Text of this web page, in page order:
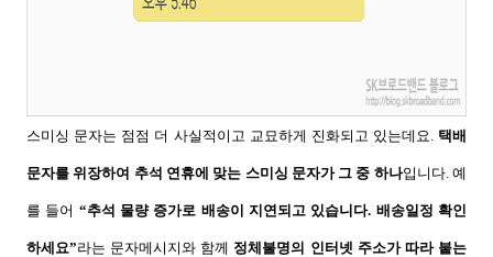
스미싱 문자는 점점 더 사실적이고 교묘하게 진화되고 있는데요. 택배
문자를 위장하여 추석 연휴에 맞는 스미싱 문자가 그 중 하나입니다.예
를 들어 “추석 물량 증가로 배송이 지연되고 있습니다. 배송일정 확인
하세요”라는 문자메시지와 함께 정체불명의 인터넷 주소가 따라 붙는